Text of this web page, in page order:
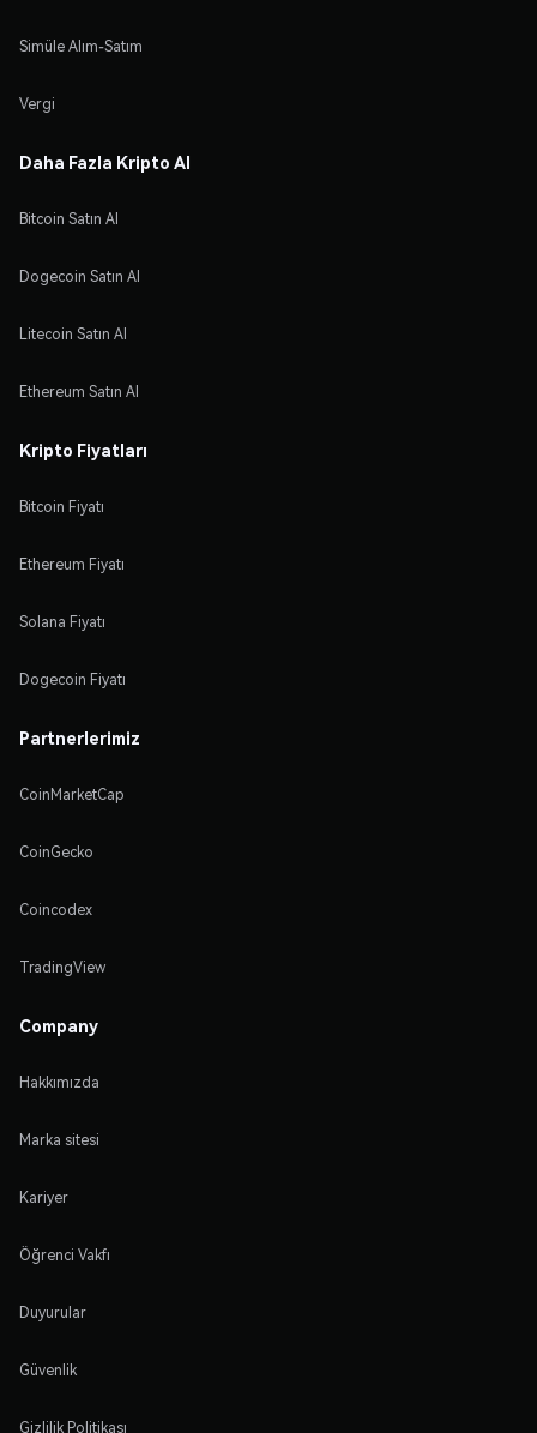
Simüle Alım-Satım
Vergi
Daha Fazla Kripto Al
Bitcoin Satın Al
Dogecoin Satın Al
Litecoin Satın Al
Ethereum Satın Al
Kripto Fiyatları
Bitcoin Fiyatı
Ethereum Fiyatı
Solana Fiyatı
Dogecoin Fiyatı
Partnerlerimiz
CoinMarketCap
CoinGecko
Coincodex
TradingView
Company
Hakkımızda
Marka sitesi
Kariyer
Öğrenci Vakfı
Duyurular
Güvenlik
Gizlilik Politikası